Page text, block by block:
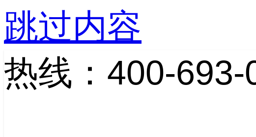
跳过内容
热线：400-693-